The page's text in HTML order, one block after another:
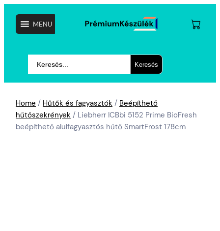
MENU
Keresés
Home / Hűtők és fagyasztók / Beépíthető
hűtőszekrények / Liebherr ICBbi 5152 Prime BioFresh
beépíthető alulfagyasztós hűtő SmartFrost 178cm